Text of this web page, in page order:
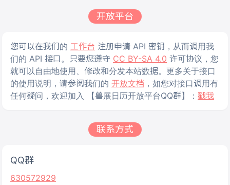
开放平台
您可以在我们的 工作台 注册申请 API 密钥，从而调用我
们的 API 接口。只要您遵守 CC BY-SA 4.0 许可协议，您
就可以自由地使用、修改和分发本站数据。更多关于接口
的使用说明，请参阅我们的 开放文档 ，如您对接口调用有
任何疑问，欢迎加入 【兽展日历开放平台QQ群】： 戳我
联系方式
QQ群
630572929